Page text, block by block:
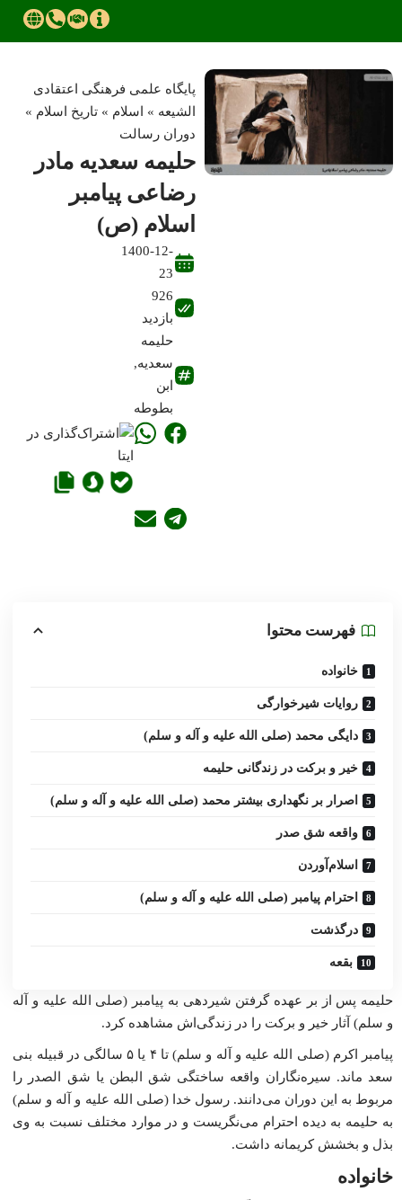
پایگاه علمی فرهنگی اعتقادی
الشیعه » اسلام » تاریخ اسلام »
دوران رسالت
حلیمه سعدیه مادر
رضاعی پیامبر
اسلام (ص)
1400-12-
23
926
بازدید
حلیمه
سعدیه,
ابن
بطوطه
فهرست محتوا
خانواده
روایات شیرخوارگی
دایگی محمد (صلی الله علیه و آله و سلم)
خیر و برکت در زندگانی حلیمه
اصرار بر نگهداری بیشتر محمد (صلی الله علیه و آله و سلم)
واقعه شق صدر
اسلام‌آوردن
احترام پیامبر (صلی الله علیه و آله و سلم)
درگذشت
بقعه
حلیمه پس از بر عهده گرفتن شیردهی به پیامبر (صلی الله علیه و آله
و سلم) آثار خیر و برکت را در زندگی‌اش مشاهده کرد.
پیامبر اکرم (صلی الله علیه و آله و سلم) تا ۴ یا ۵ سالگی در قبیله بنی
سعد ماند. سیره‌نگاران واقعه ساختگی شق البطن یا شق الصدر را
مربوط به این دوران می‌دانند. رسول خدا (صلی الله علیه و آله و سلم)
به حلیمه به دیده احترام می‌نگریست و در موارد مختلف نسبت به وی
بذل و بخشش کریمانه داشت.
خانواده